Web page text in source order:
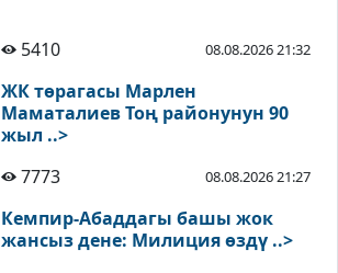
5410 08.08.2026 21:32
ЖК төрагасы Марлен
Маматалиев Тоң районунун 90
жыл ..>
7773
08.08.2026 21:27
Кемпир-Абаддагы башы жок
жансыз дене: Милиция өздү ..>